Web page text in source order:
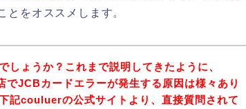
とをオススメします。
しょうか？これまで説明してきたように、
JCBカードエラーが発生する原因は様々あり
記couluerの公式サイトより、直接質問されて